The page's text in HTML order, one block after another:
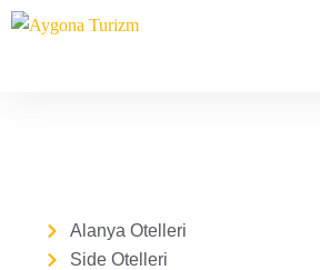
Alanya Otelleri
Side Otelleri